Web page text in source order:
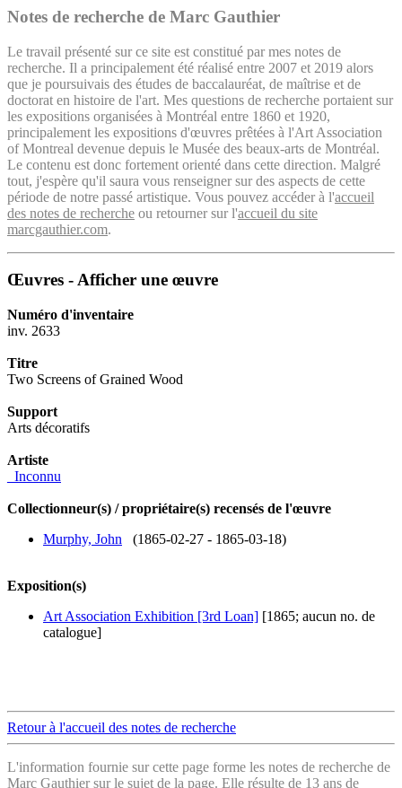
Notes de recherche de Marc Gauthier
Le travail présenté sur ce site est constitué par mes notes de
recherche. Il a principalement été réalisé entre 2007 et 2019 alors
que je poursuivais des études de baccalauréat, de maîtrise et de
doctorat en histoire de l'art. Mes questions de recherche portaient sur
les expositions organisées à Montréal entre 1860 et 1920,
principalement les expositions d'œuvres prêtées à l'Art Association
of Montreal devenue depuis le Musée des beaux-arts de Montréal.
Le contenu est donc fortement orienté dans cette direction. Malgré
tout, j'espère qu'il saura vous renseigner sur des aspects de cette
période de notre passé artistique. Vous pouvez accéder à l'accueil
des notes de recherche ou retourner sur l'accueil du site
marcgauthier.com.
Œuvres - Afficher une œuvre
Numéro d'inventaire
inv. 2633
Titre
Two Screens of Grained Wood
Support
Arts décoratifs
Artiste
_Inconnu
Collectionneur(s) / propriétaire(s) recensés de l'œuvre
Murphy, John (1865-02-27 - 1865-03-18)
Exposition(s)
Art Association Exhibition [3rd Loan] [1865; aucun no. de
catalogue]
Retour à l'accueil des notes de recherche
L'information fournie sur cette page forme les notes de recherche de
Marc Gauthier sur le sujet de la page. Elle résulte de 13 ans de